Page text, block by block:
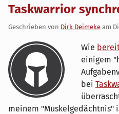
Taskwarrior
Geschrieben von Dirk Deimeke am
Wie
einigem
bei
meinem "Muskelgedächtnis"